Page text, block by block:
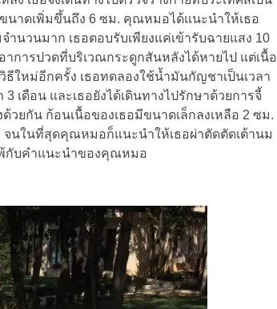
นาดเพิ่มขึ้นถึง 6 ซม. คุณหมอได้แนะนำให้เธอ
นวนมาก เธอตอบรับเพียงแค่เข้ารับฉายแสง 10
าการปวดที่บริเวณกระดูกสันหลังได้หายไป แต่เนื้อ
ธีใหม่อีกครั้ง เธอทดลองใช้น้ำมันกัญชาเป็นเวลา
เดือน และเธอยังได้เดินทางไปรักษาด้วยการจี้
วยกัน ก้อนเนื้อของเธอมีขนาดเล็กลงเหลือ 2 ซม.
จนในที่สุดคุณหมอก็แนะนำให้เธอผ่าตัดตัดเต้านม
กับคำแนะนำของคุณหมอ